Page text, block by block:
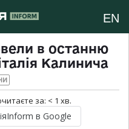
EN
в останню
Калинича
за: < 1 хв.
в Google